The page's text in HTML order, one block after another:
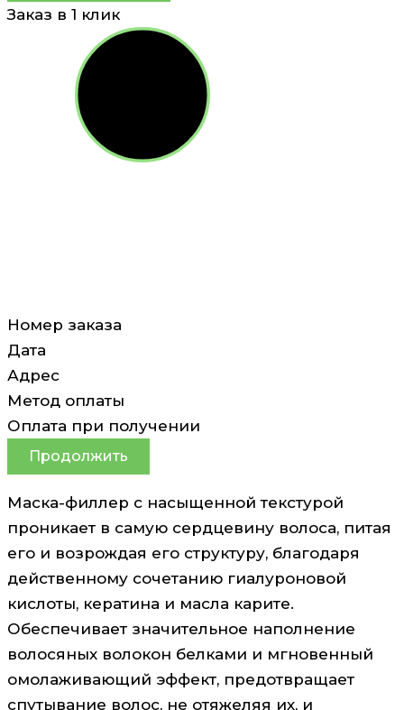
Заказ в 1 клик
Номер заказа
Дата
Адрес
Метод оплаты
Оплата при получении
Продолжить
Маска-филлер с насыщенной текстурой
проникает в самую сердцевину волоса, питая
его и возрождая его структуру, благодаря
действенному сочетанию гиалуроновой
кислоты, кератина и масла карите.
Обеспечивает значительное наполнение
волосяных волокон белками и мгновенный
омолаживающий эффект, предотвращает
спутывание волос, не отяжеляя их, и